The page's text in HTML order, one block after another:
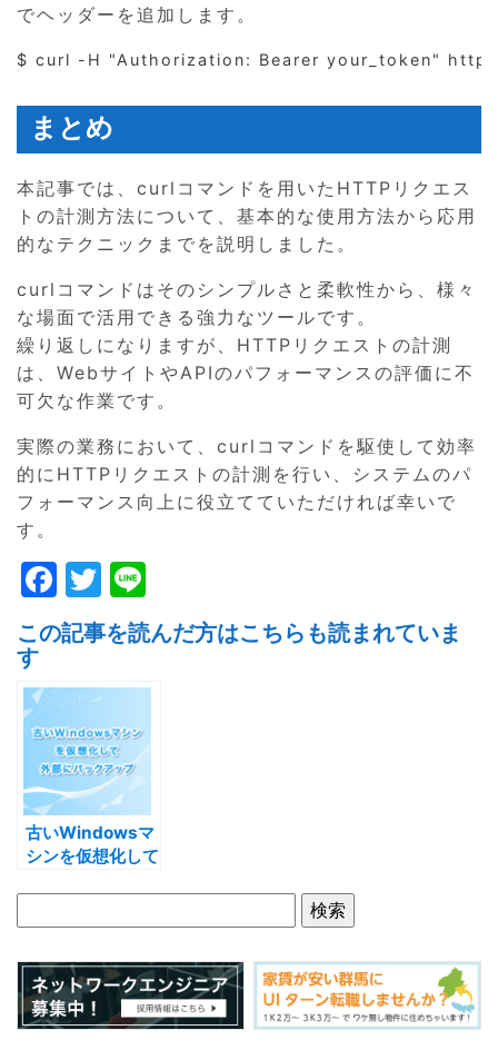
でヘッダーを追加します。
まとめ
本記事では、curlコマンドを用いたHTTPリクエス
トの計測方法について、基本的な使用方法から応用
的なテクニックまでを説明しました。
curlコマンドはそのシンプルさと柔軟性から、様々
な場面で活用できる強力なツールです。
繰り返しになりますが、HTTPリクエストの計測
は、WebサイトやAPIのパフォーマンスの評価に不
可欠な作業です。
実際の業務において、curlコマンドを駆使して効率
的にHTTPリクエストの計測を行い、システムのパ
フォーマンス向上に役立てていただければ幸いで
す。
F
a
c
e
b
o
o
k
T
w
itt
er
n
e
この記事を読んだ方はこちらも読まれていま
す
古いWindowsマ
シンを仮想化して